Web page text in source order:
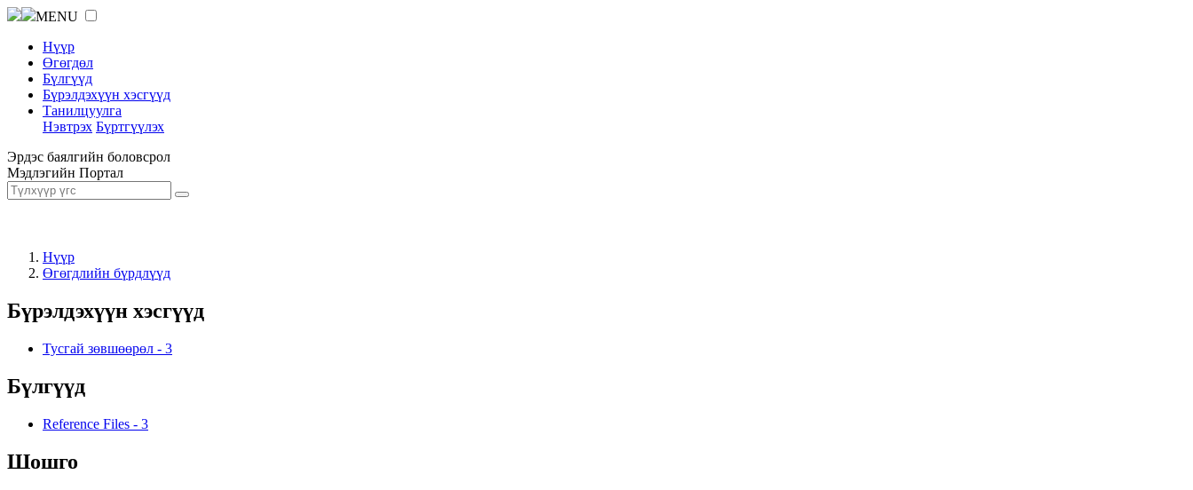
MENU
Нүүр
Өгөгдөл
Бүлгүүд
Бүрэлдэхүүн хэсгүүд
Танилцуулга
Нэвтрэх Бүртгүүлэх
Эрдэс баялгийн боловсрол
Мэдлэгийн Портал
Нүүр
Өгөгдлийн бүрдлүүд
Бүрэлдэхүүн хэсгүүд
Тусгай зөвшөөрөл - 3
Бүлгүүд
Reference Files - 3
Шошго